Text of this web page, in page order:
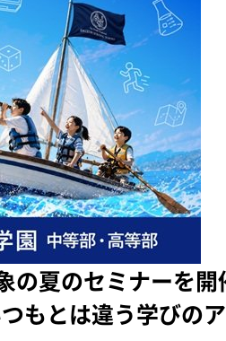
夏のセミナーを開
もとは違う学びの